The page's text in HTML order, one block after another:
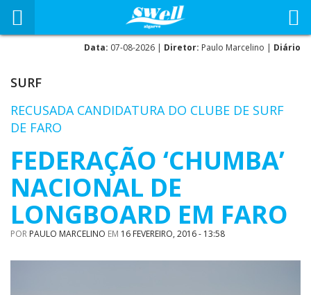
Data: 07-08-2026 | Diretor: Paulo Marcelino | Diário
SURF
RECUSADA CANDIDATURA DO CLUBE DE SURF
DE FARO
FEDERAÇÃO ‘CHUMBA’
NACIONAL DE
LONGBOARD EM FARO
POR PAULO MARCELINO EM 16 FEVEREIRO, 2016 - 13:58